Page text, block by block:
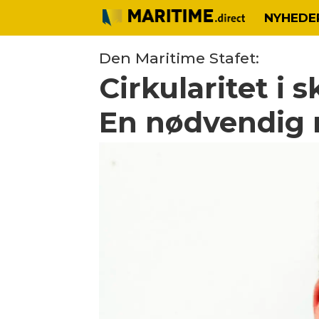
Den Maritime Stafet:
Cirkularitet i
En